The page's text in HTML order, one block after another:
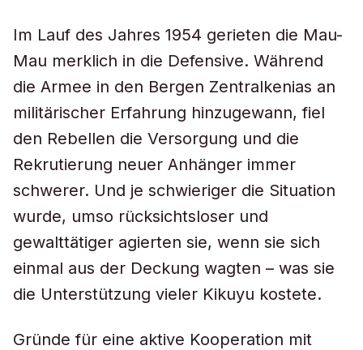
Im Lauf des Jahres 1954 gerieten die Mau-
Mau merklich in die Defensive. Während
die Armee in den Bergen Zentralkenias an
militärischer Erfahrung hinzugewann, fiel
den Rebellen die Versorgung und die
Rekrutierung neuer Anhänger immer
schwerer. Und je schwieriger die Situation
wurde, umso rücksichtsloser und
gewalttätiger agierten sie, wenn sie sich
einmal aus der Deckung wagten – was sie
die Unterstützung vieler Kikuyu kostete.
Gründe für eine aktive Kooperation mit